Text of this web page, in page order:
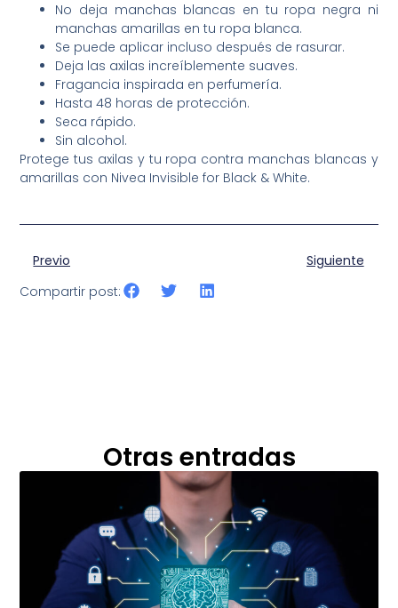
No deja manchas blancas en tu ropa negra ni
manchas amarillas en tu ropa blanca.
Se puede aplicar incluso después de rasurar.
Deja las axilas increíblemente suaves.
Fragancia inspirada en perfumería.
Hasta 48 horas de protección.
Seca rápido.
Sin alcohol.
Protege tus axilas y tu ropa contra manchas blancas y
amarillas con Nivea Invisible for Black & White.
Previo
Siguiente
Compartir post:
Otras entradas